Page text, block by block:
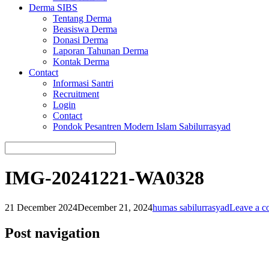
Derma SIBS
Tentang Derma
Beasiswa Derma
Donasi Derma
Laporan Tahunan Derma
Kontak Derma
Contact
Informasi Santri
Recruitment
Login
Contact
Pondok Pesantren Modern Islam Sabilurrasyad
IMG-20241221-WA0328
21 December 2024December 21, 2024humas sabilurrasyadLeave a
Post navigation